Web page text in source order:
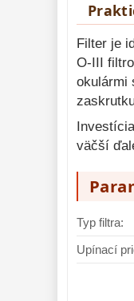
Filter je
O-III
okulármi
väčší
Typ filtra:
Upínací